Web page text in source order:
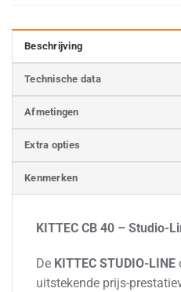
Beschrijving
Technische data
Afmetingen
Extra opties
Kenmerken
KITTEC CB 40 – Studio-
De KITTEC STUDIO-LINE
uitstekende prijs-